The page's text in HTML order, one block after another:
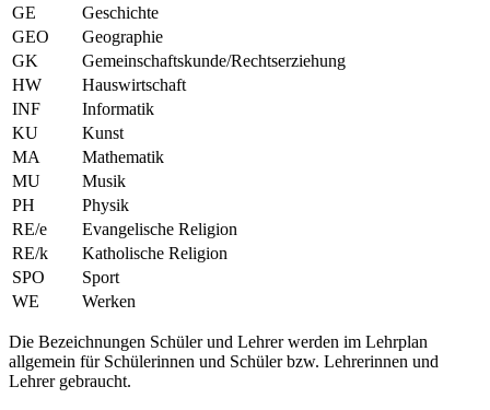
GE
Geschichte
GEO
Geographie
GK
Gemeinschaftskunde/Rechtserziehung
HW
Hauswirtschaft
INF
Informatik
KU
Kunst
MA
Mathematik
MU
Musik
PH
Physik
RE/e
Evangelische Religion
RE/k
Katholische Religion
SPO
Sport
WE
Werken
Die Bezeichnungen Schüler und Lehrer werden im Lehrplan
allgemein für Schülerinnen und Schüler bzw. Lehrerinnen und
Lehrer gebraucht.